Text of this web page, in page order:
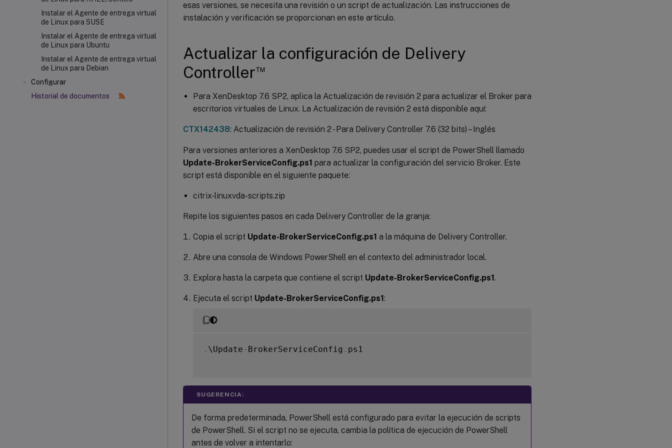
Instalar el Agente de entrega virtual
de Linux para SUSE
Instalar el Agente de entrega virtual
de Linux para Ubuntu
Instalar el Agente de entrega virtual
de Linux para Debian
Configurar
Historial de documentos
esas versiones, se necesita una revisión o un script de actualización. Las instrucciones de
instalación y verificación se proporcionan en este artículo.
Actualizar la configuración de Delivery
Controller™
Para XenDesktop 7.6 SP2, aplica la Actualización de revisión 2 para actualizar el Broker para
escritorios virtuales de Linux. La Actualización de revisión 2 está disponible aquí:
CTX142438: Actualización de revisión 2 - Para Delivery Controller 7.6 (32 bits) – Inglés
Para versiones anteriores a XenDesktop 7.6 SP2, puedes usar el script de PowerShell llamado
Update-BrokerServiceConfig.ps1 para actualizar la configuración del servicio Broker. Este
script está disponible en el siguiente paquete:
citrix-linuxvda-scripts.zip
Repite los siguientes pasos en cada Delivery Controller de la granja:
Copia el script Update-BrokerServiceConfig.ps1 a la máquina de Delivery Controller.
Abre una consola de Windows PowerShell en el contexto del administrador local.
Explora hasta la carpeta que contiene el script Update-BrokerServiceConfig.ps1.
Ejecuta el script Update-BrokerServiceConfig.ps1:
. \Update - BrokerServiceConfig . ps1
SUGERENCIA:
De forma predeterminada, PowerShell está configurado para evitar la ejecución de scripts
de PowerShell. Si el script no se ejecuta, cambia la política de ejecución de PowerShell
antes de volver a intentarlo: